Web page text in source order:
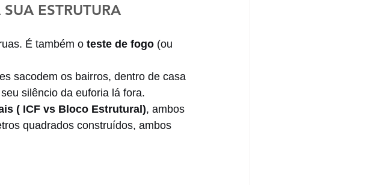
ESTRUTURA
É também o teste de fogo (ou
sacodem os bairros, dentro de casa
silêncio da euforia lá fora.
( ICF vs Bloco Estrutural), ambos
quadrados construídos, ambos